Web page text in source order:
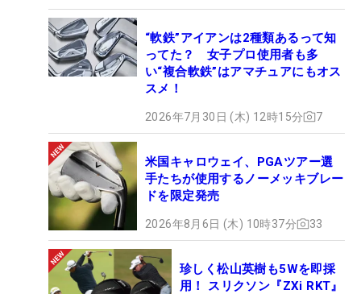
“軟鉄”アイアンは2種類あるって知
ってた？ 女子プロ使用者も多
い“複合軟鉄”はアマチュアにもオス
スメ！
2026年7月30日 (木) 12時15分 7
米国キャロウェイ、PGAツアー選
手たちが使用するノーメッキブレー
ドを限定発売
2026年8月6日 (木) 10時37分 33
珍しく松山英樹も5Wを即採
用！ スリクソン『ZXi RKT』